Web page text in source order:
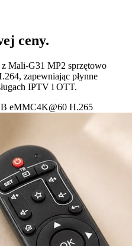
ceny.
Mali-G31 MP2 sprzętowo
zapewniając płynne
IPTV i OTT.
eMMC4K@60 H.265